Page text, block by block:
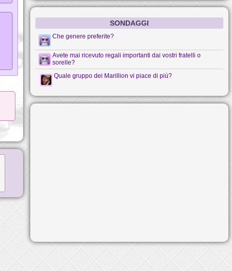
SONDAGGI
Che genere preferite?
Avete mai ricevuto regali importanti dai vostri fratelli o
sorelle?
Quale gruppo dei Marillion vi piace di più?